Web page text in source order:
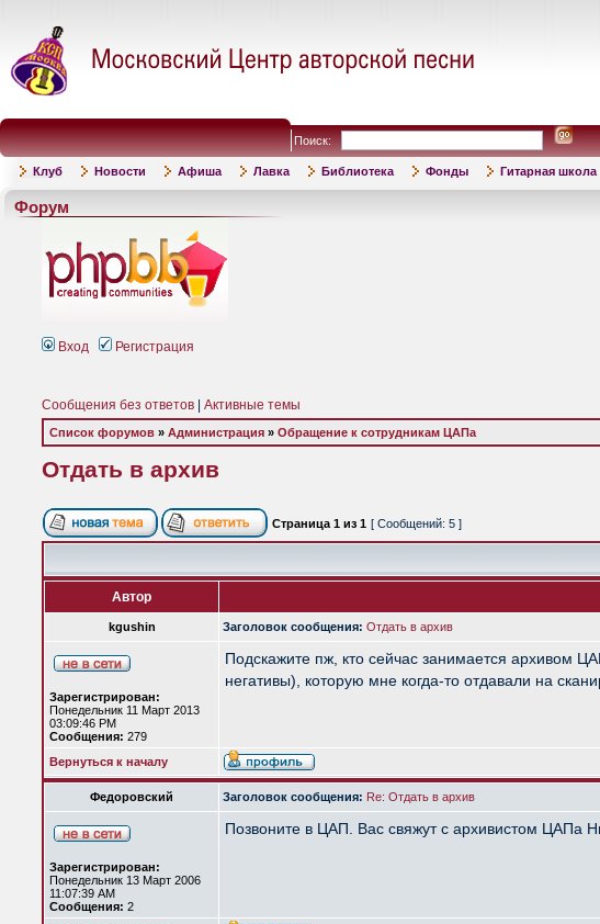
Поиск:
Клуб Новости Афиша Лавка Библиотека Фонды Гитарная школа
Форум
Вход Регистрация
Сообщения без ответов Активные темы
Список форумов » Администрация » Обращение к сотрудникам ЦАПа
Отдать в архив
Страница 1 из 1 [ Сообщений: 5 ]
Автор
kgushin Заголовок сообщения: Отдать в архив
Зарегистрирован:
Понедельник 11 Март 2013
03:09:46 PM
Сообщения: 279
Подскажите пж, кто сейчас занимается архивом
негативы), которую мне когда-то отдавали на
Вернуться к началу
Федоровский Заголовок сообщения: Re: Отдать в архив
Зарегистрирован:
Понедельник 13 Март 2006
11:07:39 AM
Сообщения: 2
Позвоните в ЦАП. Вас свяжут с архивистом ЦАПа